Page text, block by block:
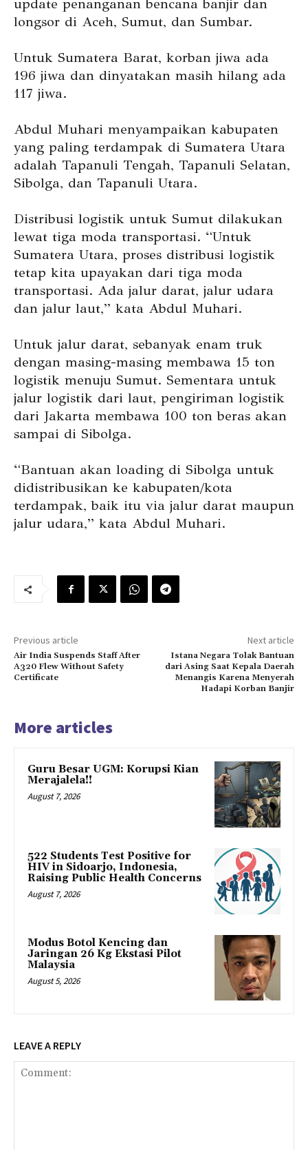
update penanganan bencana banjir dan
longsor di Aceh, Sumut, dan Sumbar.
Untuk Sumatera Barat, korban jiwa ada
196 jiwa dan dinyatakan masih hilang ada
117 jiwa.
Abdul Muhari menyampaikan kabupaten
yang paling terdampak di Sumatera Utara
adalah Tapanuli Tengah, Tapanuli Selatan,
Sibolga, dan Tapanuli Utara.
Distribusi logistik untuk Sumut dilakukan
lewat tiga moda transportasi. “Untuk
Sumatera Utara, proses distribusi logistik
tetap kita upayakan dari tiga moda
transportasi. Ada jalur darat, jalur udara
dan jalur laut,” kata Abdul Muhari.
Untuk jalur darat, sebanyak enam truk
dengan masing-masing membawa 15 ton
logistik menuju Sumut. Sementara untuk
jalur logistik dari laut, pengiriman logistik
dari Jakarta membawa 100 ton beras akan
sampai di Sibolga.
“Bantuan akan loading di Sibolga untuk
didistribusikan ke kabupaten/kota
terdampak, baik itu via jalur darat maupun
jalur udara,” kata Abdul Muhari.
Previous article
Air India Suspends Staff After
A320 Flew Without Safety
Certificate
Next article
Istana Negara Tolak Bantuan
dari Asing Saat Kepala Daerah
Menangis Karena Menyerah
Hadapi Korban Banjir
More articles
Guru Besar UGM: Korupsi Kian
Merajalela!!
August 7, 2026
522 Students Test Positive for
HIV in Sidoarjo, Indonesia,
Raising Public Health Concerns
August 7, 2026
Modus Botol Kencing dan
Jaringan 26 Kg Ekstasi Pilot
Malaysia
August 5, 2026
LEAVE A REPLY